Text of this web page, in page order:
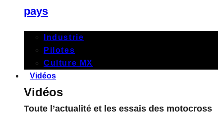
pays
Industrie
Pilotes
Culture MX
Vidéos
Vidéos
Toute l’actualité et les essais des motocross